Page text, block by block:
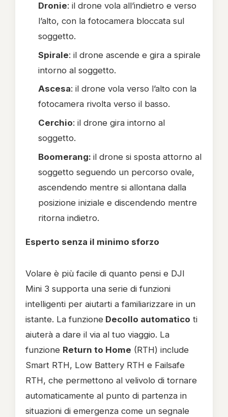
Dronie: il drone vola all’indietro e verso
l’alto, con la fotocamera bloccata sul
soggetto.
Spirale: il drone ascende e gira a spirale
intorno al soggetto.
Ascesa: il drone vola verso l’alto con la
fotocamera rivolta verso il basso.
Cerchio: il drone gira intorno al
soggetto.
Boomerang:il drone si sposta attorno al
soggetto seguendo un percorso ovale,
ascendendo mentre si allontana dalla
posizione iniziale e discendendo mentre
ritorna indietro.
Esperto senza il minimo sforzo
Volare è più facile di quanto pensi e DJI
Mini 3 supporta una serie di funzioni
intelligenti per aiutarti a familiarizzare in un
istante. La funzione Decollo automatico ti
aiuterà a dare il via al tuo viaggio. La
funzione Return to Home (RTH) include
Smart RTH, Low Battery RTH e Failsafe
RTH, che permettono al velivolo di tornare
automaticamente al punto di partenza in
situazioni di emergenza come un segnale